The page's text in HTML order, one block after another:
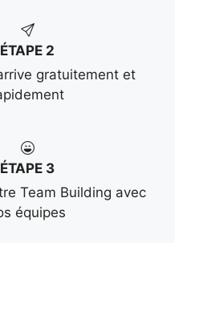
ÉTAPE 2
gratuitement et
ÉTAPE 3
Team Building avec
équipes